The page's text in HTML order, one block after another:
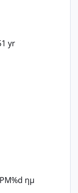
1 yr
%d ημ